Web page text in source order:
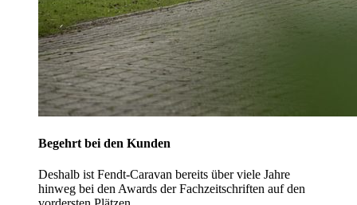
Begehrt bei den Kunden
Deshalb ist Fendt-Caravan bereits über viele Jahre
hinweg bei den Awards der Fachzeitschriften auf den